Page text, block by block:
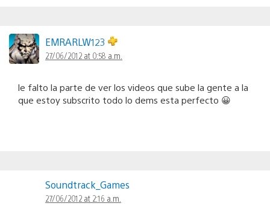
EMRARLW123
27/06/2012 at 0:58 a.m.
le falto la parte de ver los videos que sube la gente a la
que estoy subscrito todo lo dems esta perfecto 😀
Soundtrack_Games
27/06/2012 at 2:16 a.m.